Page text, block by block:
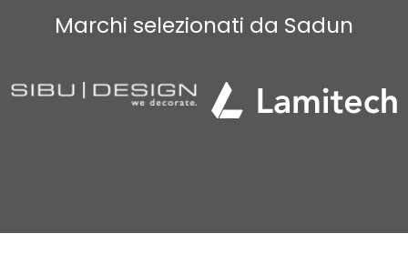
Marchi selezionati da Sadun